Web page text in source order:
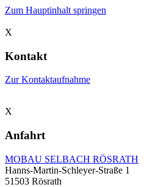
Zum Hauptinhalt springen
X
Kontakt
Zur Kontaktaufnahme
X
Anfahrt
MOBAU SELBACH RÖSRATH
Hanns-Martin-Schleyer-Straße 1
51503 Rösrath